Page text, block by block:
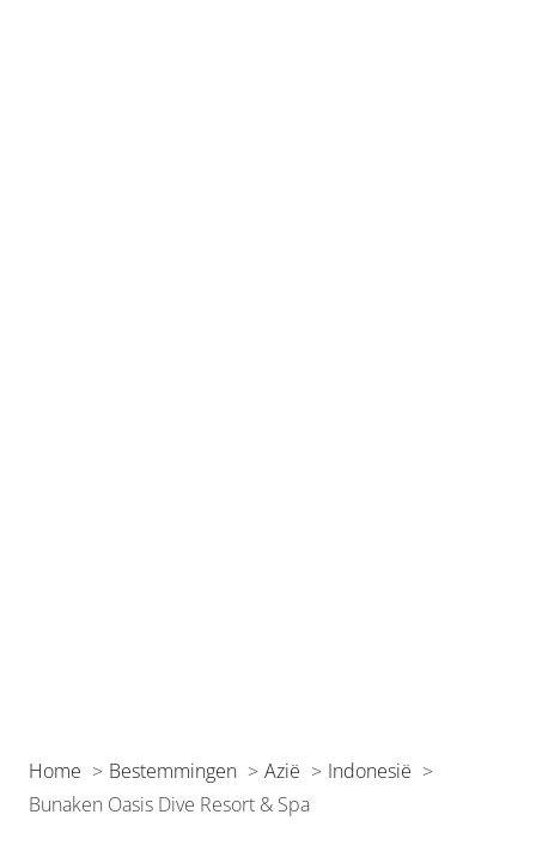
Home Bestemmingen Azië
Indonesië
Bunaken Oasis Dive Resort & Spa